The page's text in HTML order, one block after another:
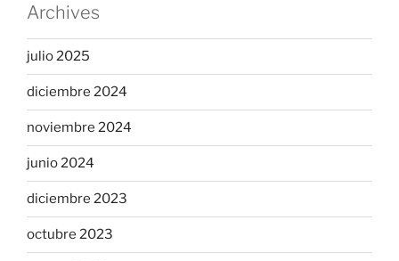
Archives
julio 2025
diciembre 2024
noviembre 2024
junio 2024
diciembre 2023
octubre 2023